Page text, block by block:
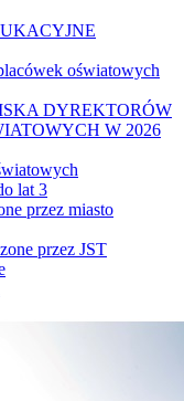
oświatowych
DYREKTORÓW
W 2026
lat 3
przez miasto
przez JST